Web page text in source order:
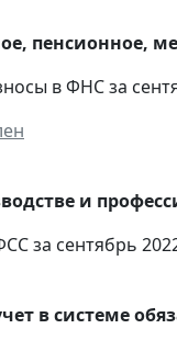
пенсионное,
в ФНС за
и
за сентябрь
в системе